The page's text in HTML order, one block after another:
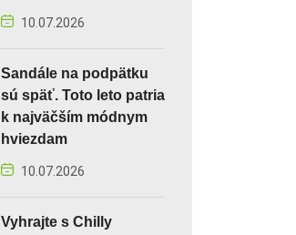
10.07.2026
Sandále na podpätku
sú späť. Toto leto patria
k najväčším módnym
hviezdam
10.07.2026
Vyhrajte s Chilly